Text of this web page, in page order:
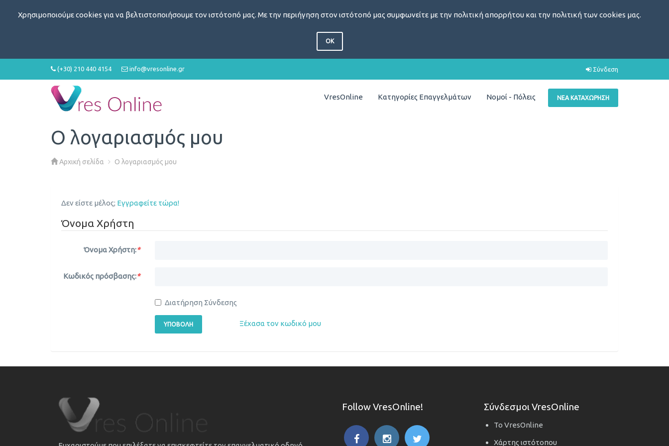
Χρησιμοποιούμε cookies για να βελτιστοποιήσουμε τον ιστότοπό μας. Με την περιήγηση στον ιστότοπό μας συμφωνείτε με την πολιτική απορρήτου και την πολιτική των cookies μας.
OK
Σύνδεση
(+30) 210 440 4154 info@vresonline.gr
ΝΈΑ ΚΑΤΑΧΏΡΗΣΗ
VresOnline Κατηγορίες Επαγγελμάτων Νομοί - Πόλεις
Ο λογαριασμός μου
Αρχική σελίδα Ο λογαριασμός μου
Δεν είστε μέλος; Εγγραφείτε τώρα!
Όνομα Χρήστη
Όνομα Χρήστη:*
Κωδικός πρόσβασης:*
Διατήρηση Σύνδεσης
ΥΠΟΒΟΛΉ Ξέχασα τον κωδικό μου
Follow VresOnline! Σύνδεσμοι VresOnline
Το VresOnline
Χάρτης ιστότοπου